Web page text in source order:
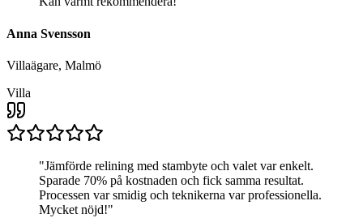
Anna Svensson
Villaägare, Malmö
Villa
"Jämförde relining med stambyte och valet var enkelt.
Sparade 70% på kostnaden och fick samma resultat.
Processen var smidig och teknikerna var professionella.
Mycket nöjd!"